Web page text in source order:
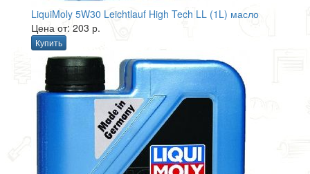
LiquiMoly 5W30 Leichtlauf High Tech LL (1L) масло
Цена от: 203 р.
Купить